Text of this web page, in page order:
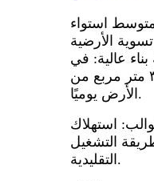
متوسط ​​استواء
الأرضية
٢. سرعة بناء عالية: في
المتوسط، يُمكن صب ٣٠٠٠ متر مربع من
الأرض يوميًا.
استهلاك
٣٨٪ من طريقة التشغيل
التقليدية.